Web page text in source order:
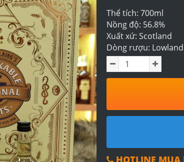
Thể tích: 700ml
Nồng độ: 56.8%
Xuất xứ: Scotland
Dòng rượu:
HOTLINE